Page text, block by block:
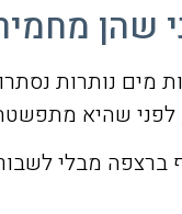
שהן
מים נותרות
לפני שהיא
ברצפה מבלי